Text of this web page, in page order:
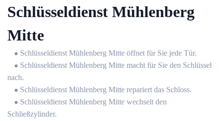
Schlüsseldienst Mühlenberg
Mitte
Schlüsseldienst Mühlenberg Mitte öffnet für Sie jede Tür.
Schlüsseldienst Mühlenberg Mitte macht für Sie den Schlüssel
nach.
Schlüsseldienst Mühlenberg Mitte repariert das Schloss.
Schlüsseldienst Mühlenberg Mitte wechselt den
Schließzylinder.